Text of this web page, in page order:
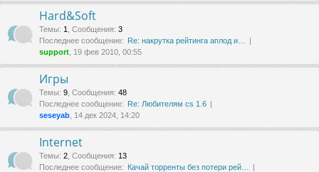
Hard&Soft
Темы: 1 Сообщения: 3
Последнее сообщение: Re: накруткa рейтинга аплод и…
support , 19 фев 2010, 00:55
Игры
Темы: 9 Сообщения: 48
Последнее сообщение: Re: Любителям cs 1.6
seseyab , 14 дек 2024, 14:20
Internet
Темы: 2 Сообщения: 13
Последнее сообщение: Качай торренты без потери рей…